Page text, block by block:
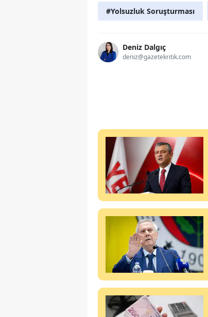
#Yolsuzluk Soruşturması
Deniz Dalgıç
deniz@gazetekritik.com